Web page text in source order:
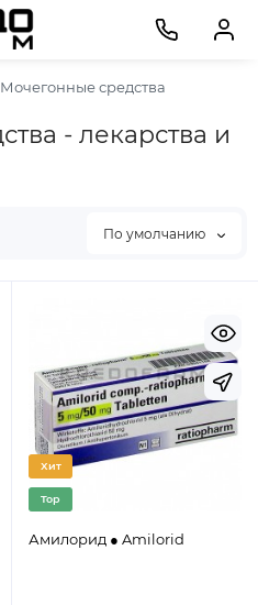
Мочегонные средства
- лекарства и
По умолчанию
Хит
Top
Амилорид ● Amilorid